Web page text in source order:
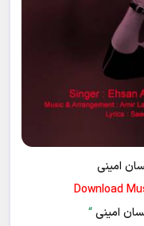
امینی
Download
امینی“